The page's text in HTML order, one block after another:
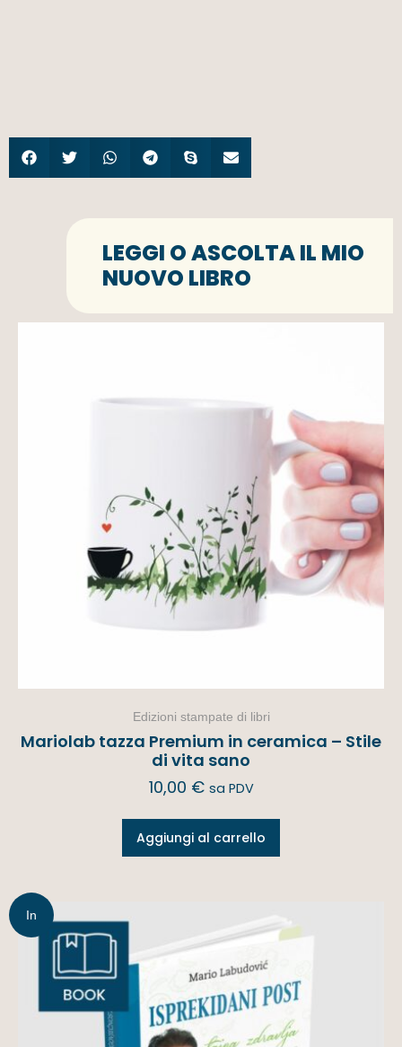
LEGGI O ASCOLTA IL MIO
NUOVO LIBRO
Edizioni stampate di libri
Mariolab tazza Premium in ceramica – Stile
di vita sano
10,00 € sa PDV
Aggiungi al carrello
In